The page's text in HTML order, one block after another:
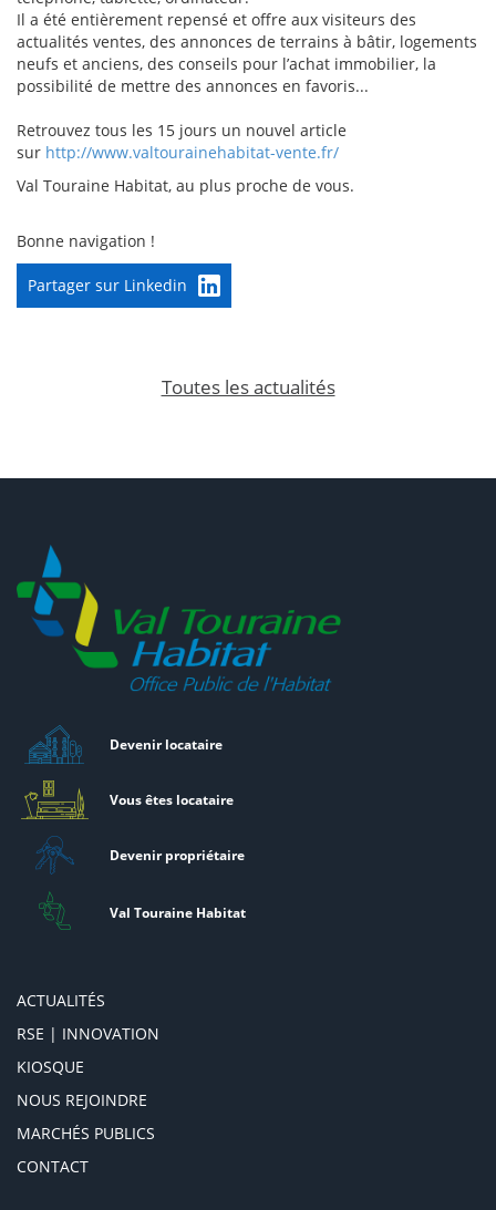
Il a été entièrement repensé et offre aux visiteurs des
actualités ventes, des annonces de terrains à bâtir, logements
neufs et anciens, des conseils pour l’achat immobilier, la
possibilité de mettre des annonces en favoris...
Retrouvez tous les 15 jours un nouvel article
sur http://www.valtourainehabitat-vente.fr/
Val Touraine Habitat, au plus proche de vous.
Bonne navigation !
Partager sur Linkedin
Toutes les actualités
Devenir locataire
Vous êtes locataire
Devenir propriétaire
Val Touraine Habitat
ACTUALITÉS
RSE | INNOVATION
KIOSQUE
NOUS REJOINDRE
MARCHÉS PUBLICS
CONTACT